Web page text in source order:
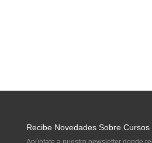
Recibe Novedades Sobre Cursos